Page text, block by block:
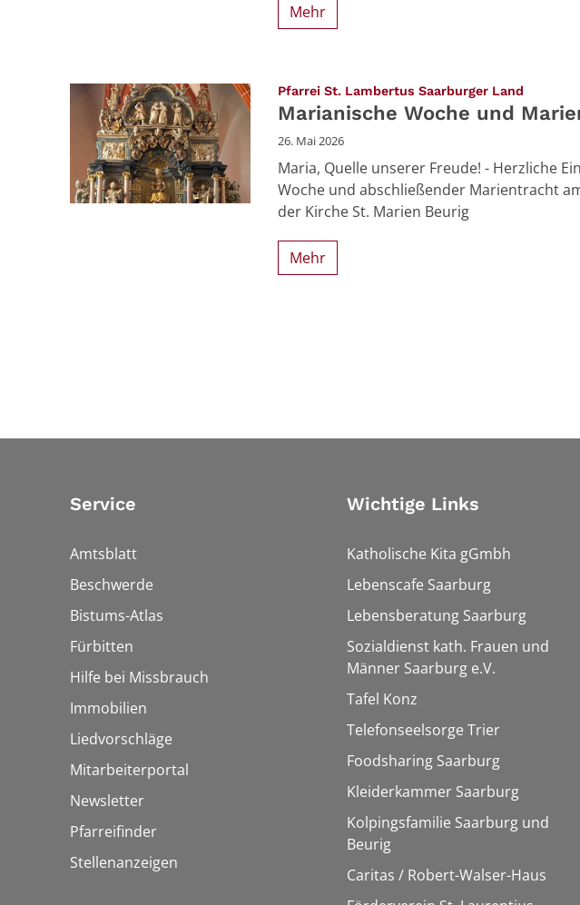
Mehr
Pfarrei St. Lambertus Saarburger Land:
Marianische Woche und
26. Mai 2026
Maria, Quelle unserer Freude! - Herzliche
Woche und abschließender Marientracht
der Kirche St. Marien Beurig
Mehr
Service
Amtsblatt
Beschwerde
Bistums-Atlas
Fürbitten
Hilfe bei Missbrauch
Immobilien
Liedvorschläge
Mitarbeiterportal
Newsletter
Pfarreifinder
Stellenanzeigen
Wichtige Links
Katholische Kita gGmbh
Lebenscafe Saarburg
Lebensberatung Saarburg
Sozialdienst kath. Frauen und
Männer Saarburg e.V.
Tafel Konz
Telefonseelsorge Trier
Foodsharing Saarburg
Kleiderkammer Saarburg
Kolpingsfamilie Saarburg und
Beurig
Caritas / Robert-Walser-Haus